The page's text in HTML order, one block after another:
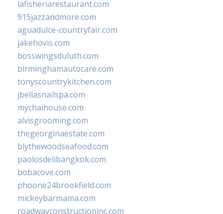
lafisheriarestaurant.com
915jazzandmore.com
aguadulce-countryfair.com
jakehovis.com
bosswingsduluth.com
birminghamautocare.com
tonyscountrykitchen.com
jbellasnailspa.com
mychaihouse.com
alvisgrooming.com
thegeorginaestate.com
blythewoodseafood.com
paolosdelibangkok.com
bobacove.com
phoone24brookfield.com
mickeybarmama.com
roadwayconstructioninc.com